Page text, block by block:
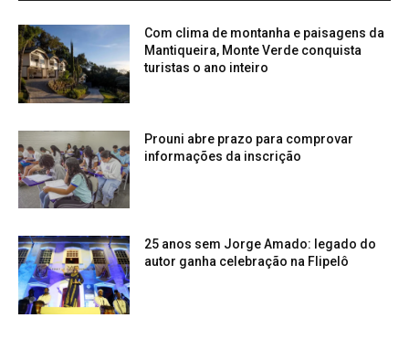
Com clima de montanha e paisagens da
Mantiqueira, Monte Verde conquista
turistas o ano inteiro
Prouni abre prazo para comprovar
informações da inscrição
25 anos sem Jorge Amado: legado do
autor ganha celebração na Flipelô